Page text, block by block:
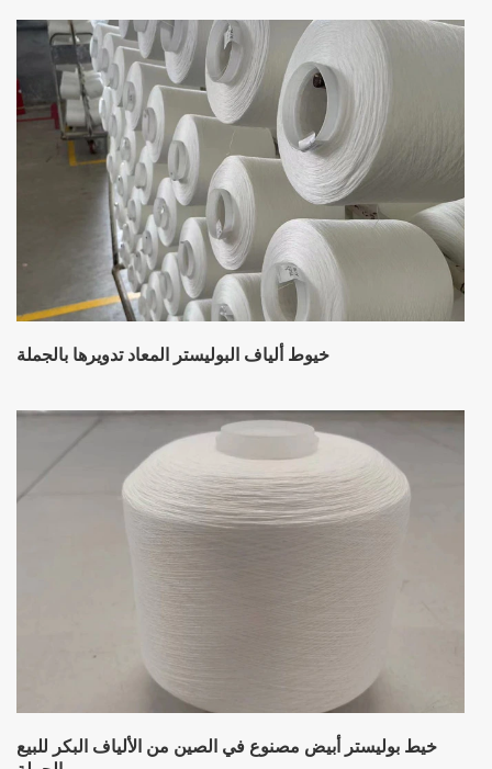
خيوط ألياف البوليستر المعاد تدويرها بالجملة
خيط بوليستر أبيض مصنوع في الصين من الألياف البكر للبيع